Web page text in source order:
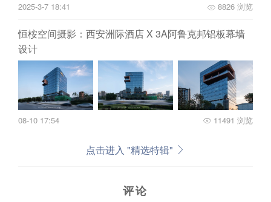
2025-3-7 18:41 8826 浏览
恒桉空间摄影：西安洲际酒店 X 3A阿鲁克邦铝板幕墙
设计
08-10 17:54 11491 浏览
点击进入 "精选特辑"
评论